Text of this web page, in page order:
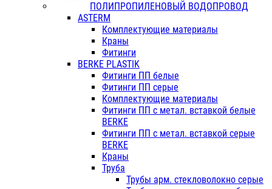
ПОЛИПРОПИЛЕНОВЫЙ ВОДОПРОВОД
ASTERM
Комплектующие материалы
Краны
Фитинги
BERKE PLASTIK
Фитинги ПП белые
Фитинги ПП серые
Комплектующие материалы
Фитинги ПП с метал. вставкой белые
BERKE
Фитинги ПП с метал. вставкой серые
BERKE
Краны
Труба
Трубы арм. стекловолокно серые